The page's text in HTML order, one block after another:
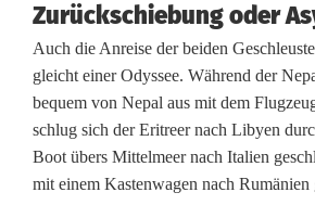
n
d
e
t
i
Zurückschiebung oder
Auch die Anreise der beiden
gleicht einer Odyssee. Während der
bequem von Nepal aus mit dem
schlug sich der Eritreer nach Libyen
Boot übers Mittelmeer nach Italien
mit einem Kastenwagen nach Rumänien